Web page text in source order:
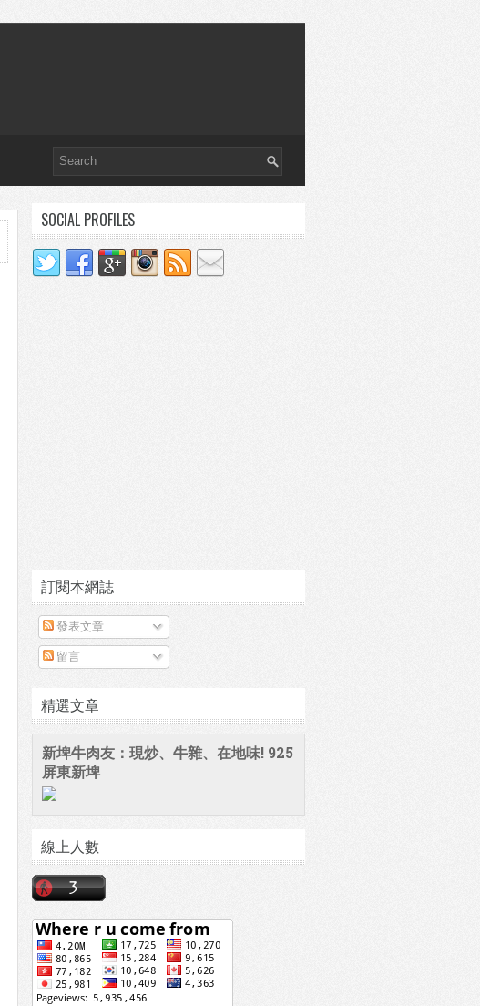
SOCIAL PROFILES
訂閱本網誌
發表文章
留言
精選文章
新埤牛肉友：現炒、牛雜、在地味! 925
屏東新埤
線上人數